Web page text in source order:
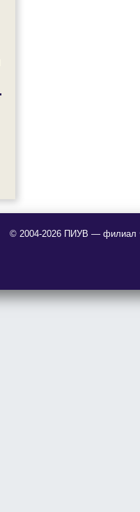
© 2004-2026 ПИУВ — филиал